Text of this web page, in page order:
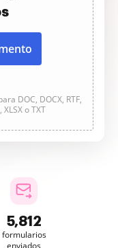
DOC, DOCX, RTF,
XLSX o TXT
5,812
formularios
enviados